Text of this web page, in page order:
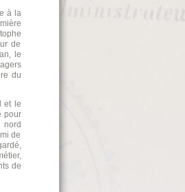
à la
de
le
du
et le
pour
nord
de
de